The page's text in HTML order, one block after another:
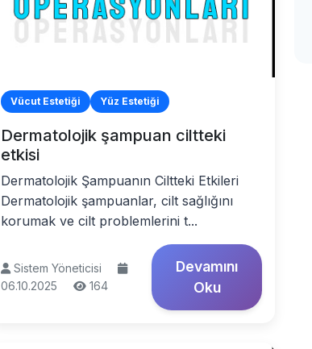
Vücut Estetiği Yüz Estetiği
Dermatolojik şampuan ciltteki
etkisi
Dermatolojik Şampuanın Ciltteki Etkileri
Dermatolojik şampuanlar, cilt sağlığını
korumak ve cilt problemlerini t...
Sistem Yöneticisi
06.10.2025
164
Devamını
Oku